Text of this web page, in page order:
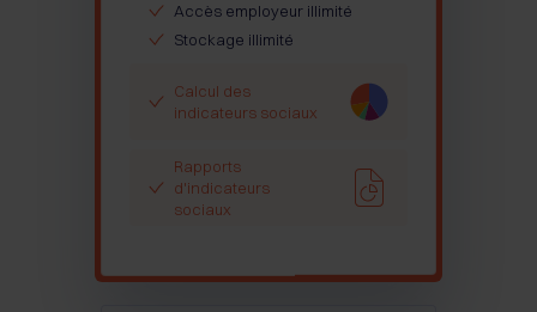
Accès employeur illimité
Stockage illimité
Calcul des
indicateurs sociaux
Rapports
d'indicateurs
sociaux